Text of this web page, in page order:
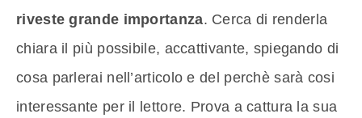
riveste grande importanza. Cerca di renderla
chiara il più possibile, accattivante, spiegando di
cosa parlerai nell’articolo e del perchè sarà cosi
interessante per il lettore. Prova a cattura la sua